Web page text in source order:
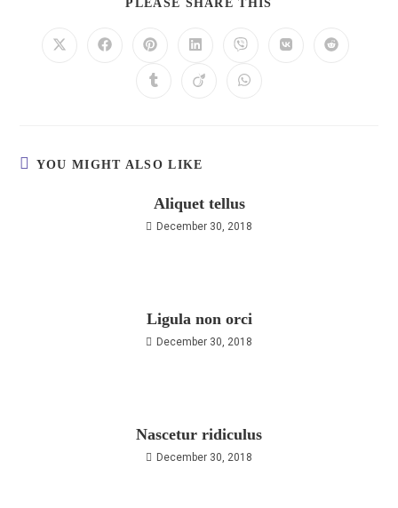
PLEASE SHARE THIS
YOU MIGHT ALSO LIKE
Aliquet tellus
December 30, 2018
Ligula non orci
December 30, 2018
Nascetur ridiculus
December 30, 2018